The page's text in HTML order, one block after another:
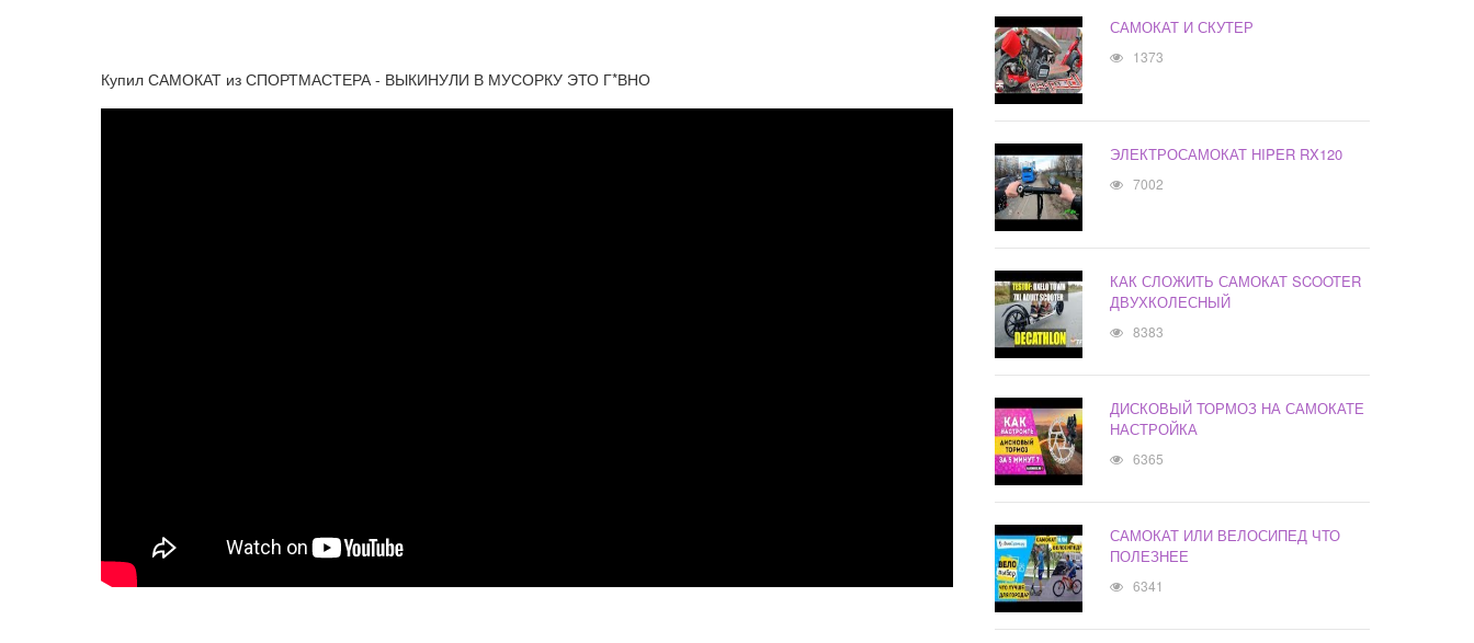
Купил САМОКАТ из СПОРТМАСТЕРА - ВЫКИНУЛИ В МУСОРКУ ЭТО Г*ВНО
САМОКАТ И СКУТЕР
1373
ЭЛЕКТРОСАМОКАТ HIPER RX120
7002
КАК СЛОЖИТЬ САМОКАТ SCOOTER
ДВУХКОЛЕСНЫЙ
8383
ДИСКОВЫЙ ТОРМОЗ НА САМОКАТЕ
НАСТРОЙКА
6365
САМОКАТ ИЛИ ВЕЛОСИПЕД ЧТО
ПОЛЕЗНЕЕ
6341